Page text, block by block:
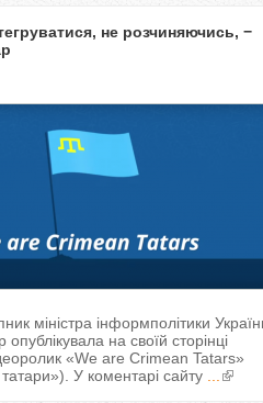
не розчиняючись, −
міністра інформполітики
на своїй сторінці
«We are Crimean Tatars»
У коментарі сайту